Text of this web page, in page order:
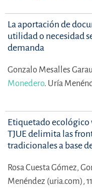
La aportación de
utilidad o necesidad
demanda
Gonzalo Mesalles
Monedero. Uría
Etiquetado ecológico
TJUE delimita las
tradicionales a base
Rosa Cuesta Gómez,
Menéndez (uria.com),